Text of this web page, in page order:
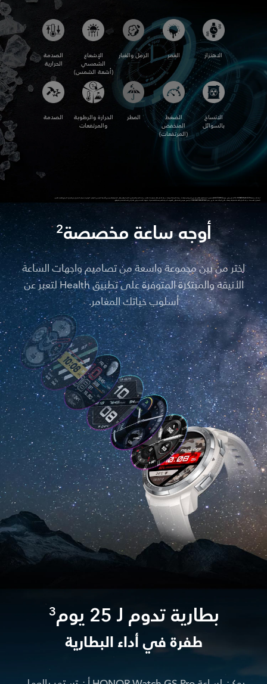
الصدمة
الحرارية
الإشعاع
الشمسي
(أشعة الشمس)
الرمل والغبار الغمر الاهتزاز
الصدمة
الحرارة والرطوبة
والمرتفعات
المطر
الضغط
المنخفض
(المرتفعات)
الاتساخ
بالسوائل
امتثلت ساعة HONOR Watch GS Pro لـ 14 اختبار وفق معيار MIL-STD-810G وتتضمن اختبار الضغط المنخفض (في المرتفعات)، درجات الحرارة المرتفة، درجات الحرارة المنخفضة، اختلاف درجات الحرارة المفاجئ، الاتساخ بالسوائل، الإشعاع الشمسي (أشعة الشمس)، المطر، الرطوبة، ضباب الملح (رش الملح)، الرمل والغبار، الغمر،
الاهتزاز، الصدمة، درجات الحرارة المختلفة والمرتفعات. تأتي البيانات تحت تقرير رقم: H202006155922-01EN-G1. لا ينصح بتعرض الساعة إلى الظروف البيئية الموضحة أعلاه لفترات طويلة لأنه قد يؤدي ذلك إلى تلف الساعة ومكوناتها.
أوجه ساعة مخصصة2
اختر من بين مجموعة واسعة من تصاميم واجهات الساعة
الأنيقة والمبتكرة المتوفرة على تطبيق Health لتعبر عن
أسلوب حياتك المغامر.
بطارية تدوم لـ 25 يوم 3
طفرة في أداء البطارية